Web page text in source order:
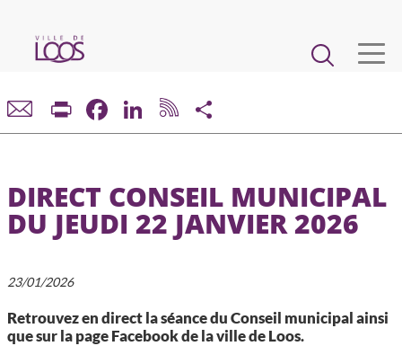
contenu
Main
navigation
VIE MUNICIPALE
CADRE DE VIE ET URBANISME
Print FacebookLinkedIn
DIRECT CONSEIL MUNICIPAL
DU JEUDI 22 JANVIER 2026
23/01/2026
Retrouvez en direct la séance du Conseil municipal ainsi
que sur la page Facebook de la ville de Loos.